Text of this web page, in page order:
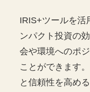
IRIS+ツールを活
ンパクト投資の
会や環境へのポ
ことができます
と信頼性を高め